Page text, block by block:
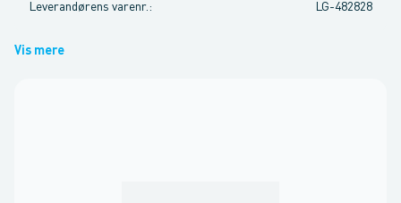
Leverandørens varenr. : LG-482828
Vis mere